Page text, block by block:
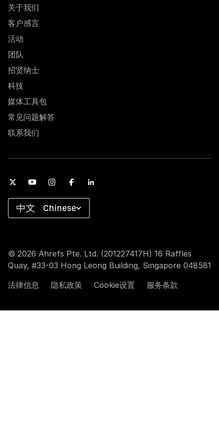
关于我们
客户感言
活动
团队
招贤纳士
科技
媒体工具包
常见问题解答
联系我们
© 2026 Ahrefs Pte. Ltd. (201227417H) 16 Raffles
Quay, #33-03 Hong Leong Building, Singapore 048581
法律信息
隐私政策 Cookie设置 服务条款
Chinese